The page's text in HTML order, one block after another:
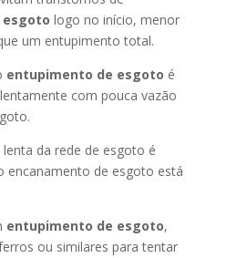
logo no início, menor
um entupimento total.
entupimento de esgoto é
com pouca vazão
da rede de esgoto é
encanamento de esgoto está
entupimento de esgoto,
ou similares para tentar